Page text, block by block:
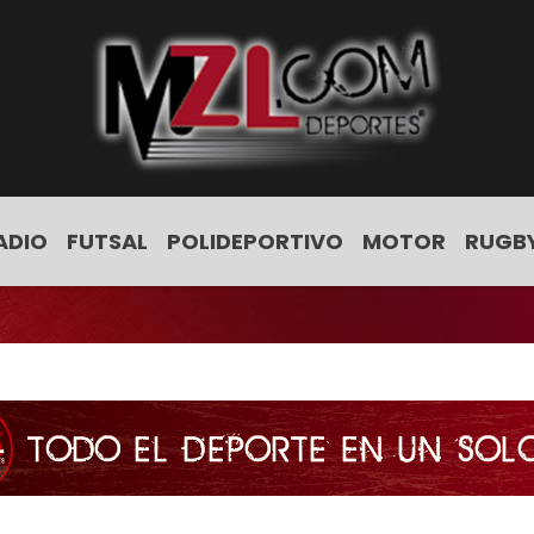
FUTSAL POLIDEPORTIVO MOTOR